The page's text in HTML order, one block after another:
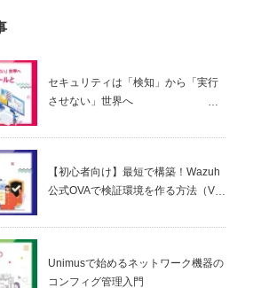
セキュリティは「検知」から「実行
させない」世界へ
ゼロトラストの考え方
【初心者向け】最短で構築！Wazuh
公式OVAで検証環境を作る方法（Virt
Unimusで始めるネットワーク機器の
コンフィグ管理入門